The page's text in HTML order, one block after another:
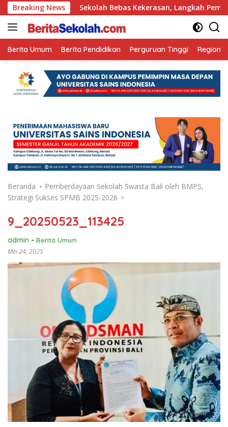
Langsung
ke
konten
Breaking NewsSekolah Bebas Kekerasan, Langkah Pemkot
Berita Umum Berita Pendidikan Perguruan Tinggi Regional
Beranda
Pemberdayaan Sekolah Swasta Bali oleh BMPS,
Strategi Sukses SPMB 2025-2026
9_20250523_113425
admin - Berita Umum
Mei 24, 2025